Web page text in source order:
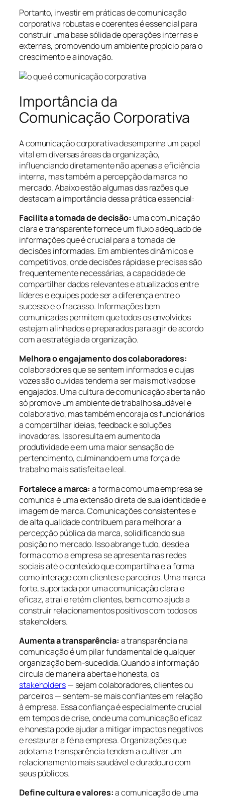
Portanto, investir em práticas de comunicação
corporativa robustas e coerentes é essencial para
construir uma base sólida de operações internas e
externas, promovendo um ambiente propício para o
crescimento e a inovação.
Importância da
Comunicação Corporativa
A comunicação corporativa desempenha um papel
vital em diversas áreas da organização,
influenciando diretamente não apenas a eficiência
interna, mas também a percepção da marca no
mercado. Abaixo estão algumas das razões que
destacam a importância dessa prática essencial:
Facilita a tomada de decisão: uma comunicação
clara e transparente fornece um fluxo adequado de
informações que é crucial para a tomada de
decisões informadas. Em ambientes dinâmicos e
competitivos, onde decisões rápidas e precisas são
frequentemente necessárias, a capacidade de
compartilhar dados relevantes e atualizados entre
líderes e equipes pode ser a diferença entre o
sucesso e o fracasso. Informações bem
comunicadas permitem que todos os envolvidos
estejam alinhados e preparados para agir de acordo
com a estratégia da organização.
Melhora o engajamento dos colaboradores:
colaboradores que se sentem informados e cujas
vozes são ouvidas tendem a ser mais motivados e
engajados. Uma cultura de comunicação aberta não
só promove um ambiente de trabalho saudável e
colaborativo, mas também encoraja os funcionários
a compartilhar ideias, feedback e soluções
inovadoras. Isso resulta em aumento da
produtividade e em uma maior sensação de
pertencimento, culminando em uma força de
trabalho mais satisfeita e leal.
Fortalece a marca: a forma como uma empresa se
comunica é uma extensão direta de sua identidade e
imagem de marca. Comunicações consistentes e
de alta qualidade contribuem para melhorar a
percepção pública da marca, solidificando sua
posição no mercado. Isso abrange tudo, desde a
forma como a empresa se apresenta nas redes
sociais até o conteúdo que compartilha e a forma
como interage com clientes e parceiros. Uma marca
forte, suportada por uma comunicação clara e
eficaz, atrai e retém clientes, bem como ajuda a
construir relacionamentos positivos com todos os
stakeholders.
Aumenta a transparência: a transparência na
comunicação é um pilar fundamental de qualquer
organização bem-sucedida. Quando a informação
circula de maneira aberta e honesta, os
stakeholders— sejam colaboradores, clientes ou
parceiros — sentem-se mais confiantes em relação
à empresa. Essa confiança é especialmente crucial
em tempos de crise, onde uma comunicação eficaz
e honesta pode ajudar a mitigar impactos negativos
e restaurar a fé na empresa. Organizações que
adotam a transparência tendem a cultivar um
relacionamento mais saudável e duradouro com
seus públicos.
Define cultura e valores:a comunicação de uma